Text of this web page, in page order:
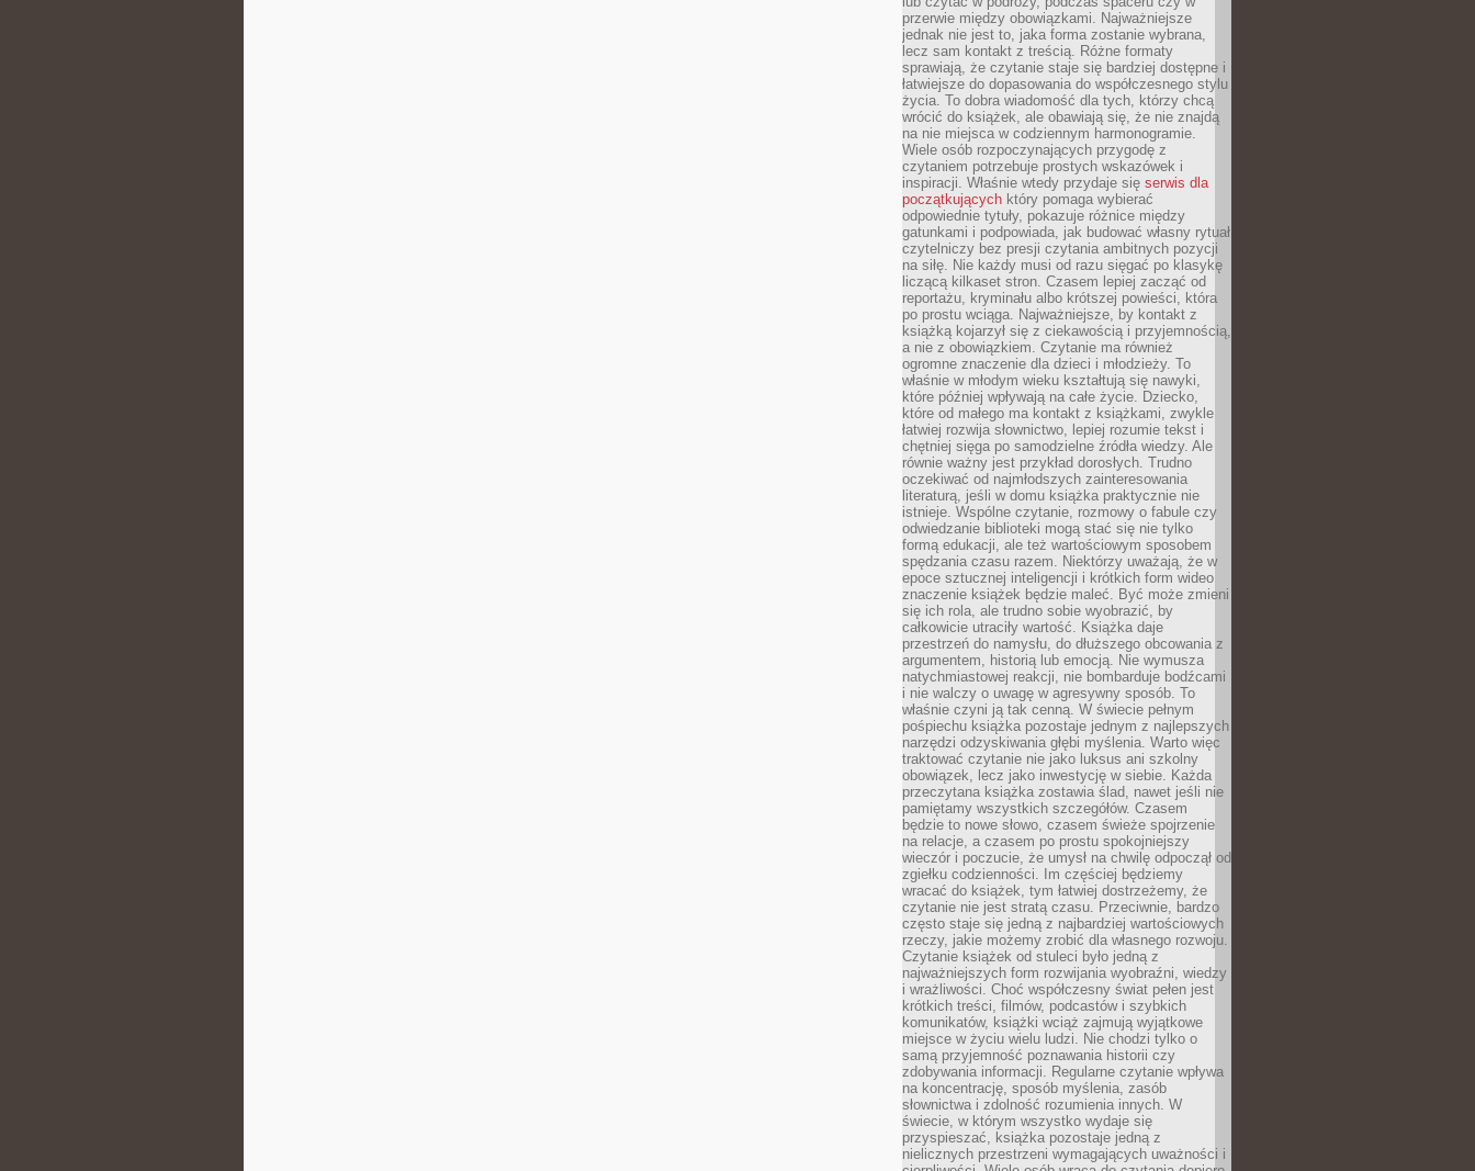
przerwie między obowiązkami. Najważniejsze
jednak nie jest to, jaka forma zostanie wybrana,
lecz sam kontakt z treścią. Różne formaty
sprawiają, że czytanie staje się bardziej dostępne i
łatwiejsze do dopasowania do współczesnego stylu
życia. To dobra wiadomość dla tych, którzy chcą
wrócić do książek, ale obawiają się, że nie znajdą
na nie miejsca w codziennym harmonogramie.
Wiele osób rozpoczynających przygodę z
czytaniem potrzebuje prostych wskazówek i
inspiracji. Właśnie wtedy przydaje się serwis dla
początkujących który pomaga wybierać
odpowiednie tytuły, pokazuje różnice między
gatunkami i podpowiada, jak budować własny rytuał
czytelniczy bez presji czytania ambitnych pozycji
na siłę. Nie każdy musi od razu sięgać po klasykę
liczącą kilkaset stron. Czasem lepiej zacząć od
reportażu, kryminału albo krótszej powieści, która
po prostu wciąga. Najważniejsze, by kontakt z
książką kojarzył się z ciekawością i przyjemnością,
a nie z obowiązkiem. Czytanie ma również
ogromne znaczenie dla dzieci i młodzieży. To
właśnie w młodym wieku kształtują się nawyki,
które później wpływają na całe życie. Dziecko,
które od małego ma kontakt z książkami, zwykle
łatwiej rozwija słownictwo, lepiej rozumie tekst i
chętniej sięga po samodzielne źródła wiedzy. Ale
równie ważny jest przykład dorosłych. Trudno
oczekiwać od najmłodszych zainteresowania
literaturą, jeśli w domu książka praktycznie nie
istnieje. Wspólne czytanie, rozmowy o fabule czy
odwiedzanie biblioteki mogą stać się nie tylko
formą edukacji, ale też wartościowym sposobem
spędzania czasu razem. Niektórzy uważają, że w
epoce sztucznej inteligencji i krótkich form wideo
znaczenie książek będzie maleć. Być może zmieni
się ich rola, ale trudno sobie wyobrazić, by
całkowicie utraciły wartość. Książka daje
przestrzeń do namysłu, do dłuższego obcowania z
argumentem, historią lub emocją. Nie wymusza
natychmiastowej reakcji, nie bombarduje bodźcami
i nie walczy o uwagę w agresywny sposób. To
właśnie czyni ją tak cenną. W świecie pełnym
pośpiechu książka pozostaje jednym z najlepszych
narzędzi odzyskiwania głębi myślenia. Warto więc
traktować czytanie nie jako luksus ani szkolny
obowiązek, lecz jako inwestycję w siebie. Każda
przeczytana książka zostawia ślad, nawet jeśli nie
pamiętamy wszystkich szczegółów. Czasem
będzie to nowe słowo, czasem świeże spojrzenie
na relacje, a czasem po prostu spokojniejszy
wieczór i poczucie, że umysł na chwilę odpoczął od
zgiełku codzienności. Im częściej będziemy
wracać do książek, tym łatwiej dostrzeżemy, że
czytanie nie jest stratą czasu. Przeciwnie, bardzo
często staje się jedną z najbardziej wartościowych
rzeczy, jakie możemy zrobić dla własnego rozwoju.
Czytanie książek od stuleci było jedną z
najważniejszych form rozwijania wyobraźni, wiedzy
i wrażliwości. Choć współczesny świat pełen jest
krótkich treści, filmów, podcastów i szybkich
komunikatów, książki wciąż zajmują wyjątkowe
miejsce w życiu wielu ludzi. Nie chodzi tylko o
samą przyjemność poznawania historii czy
zdobywania informacji. Regularne czytanie wpływa
na koncentrację, sposób myślenia, zasób
słownictwa i zdolność rozumienia innych. W
świecie, w którym wszystko wydaje się
przyspieszać, książka pozostaje jedną z
nielicznych przestrzeni wymagających uważności i